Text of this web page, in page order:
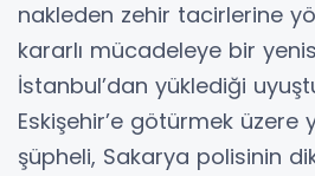
nakleden zehir tacirlerine
kararlı mücadeleye bir
İstanbul’dan yüklediği
Eskişehir’e götürmek üzere
şüpheli, Sakarya polisinin